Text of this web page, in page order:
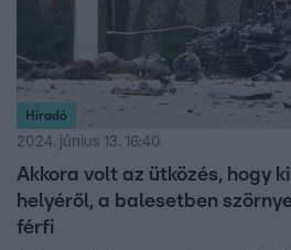
Híradó
2024. június 13. 16:40
Akkora volt az ütközés, hogy
helyéről, a balesetben
férfi